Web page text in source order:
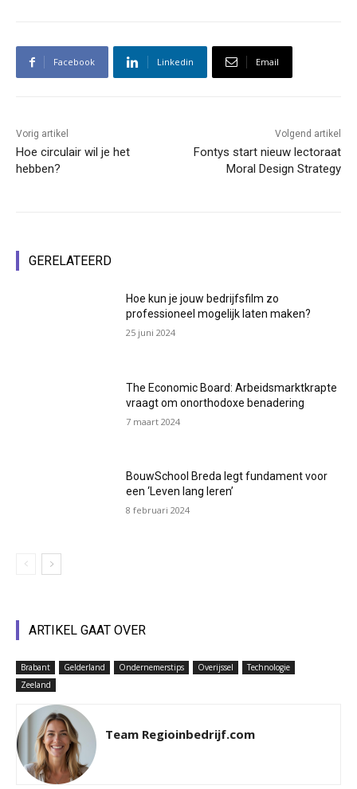
Facebook Linkedin Email
Vorig artikel
Hoe circulair wil je het
hebben?
Volgend artikel
Fontys start nieuw lectoraat
Moral Design Strategy
GERELATEERD
Hoe kun je jouw bedrijfsfilm zo
professioneel mogelijk laten maken?
25 juni 2024
The Economic Board: Arbeidsmarktkrapte
vraagt om onorthodoxe benadering
7 maart 2024
BouwSchool Breda legt fundament voor
een ‘Leven lang leren’
8 februari 2024
ARTIKEL GAAT OVER
Brabant Gelderland Ondernemerstips Overijssel
Technologie
Zeeland
Team Regioinbedrijf.com